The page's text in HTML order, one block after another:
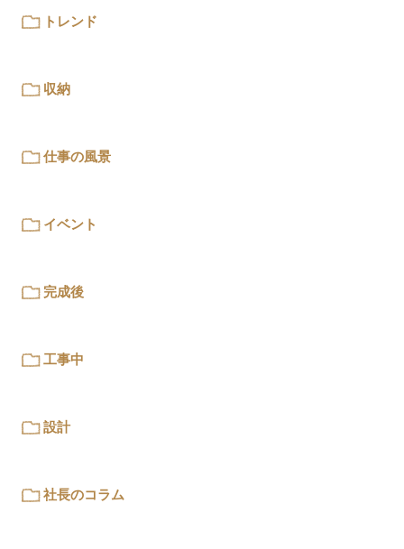
トレンド
収納
仕事の風景
イベント
完成後
工事中
設計
社長のコラム